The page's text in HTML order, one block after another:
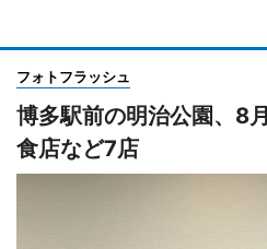
フォトフラッシュ
博多駅前の明治公園、8
食店など7店